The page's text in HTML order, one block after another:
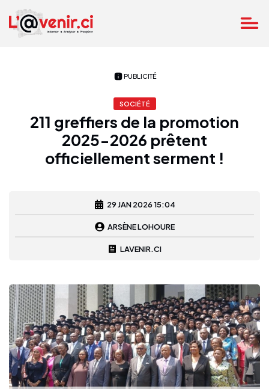
PUBLICITÉ
SOCIÉTÉ
211 greffiers de la promotion
2025-2026 prêtent
officiellement serment !
29 JAN 2026 15:04
ARSÈNE LOHOURE
LAVENIR.CI